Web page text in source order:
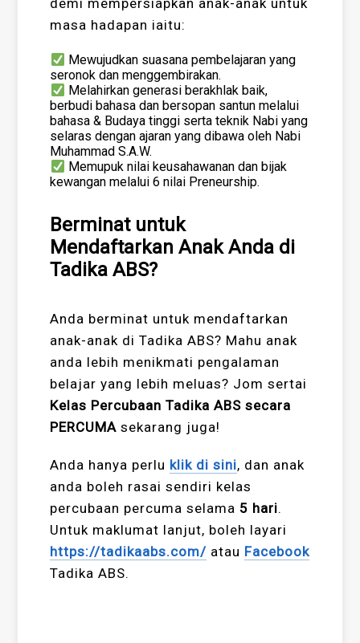
demi mempersiapkan anak-anak untuk
masa hadapan iaitu:
Mewujudkan suasana pembelajaran yang
seronok dan menggembirakan.
Melahirkan generasi berakhlak baik,
berbudi bahasa dan bersopan santun melalui
bahasa & Budaya tinggi serta teknik Nabi yang
selaras dengan ajaran yang dibawa oleh Nabi
Muhammad S.A.W.
Memupuk nilai keusahawanan dan bijak
kewangan melalui 6 nilai Preneurship.
Berminat untuk
Mendaftarkan Anak Anda di
Tadika ABS?
Anda berminat untuk mendaftarkan
anak-anak di Tadika ABS? Mahu anak
anda lebih menikmati pengalaman
belajar yang lebih meluas? Jom sertai
Kelas Percubaan Tadika ABS secara
PERCUMA sekarang juga!
Anda hanya perlu klik di sini, dan anak
anda boleh rasai sendiri kelas
percubaan percuma selama 5 hari.
Untuk maklumat lanjut, boleh layari
https://tadikaabs.com/ atau Facebook
Tadika ABS.